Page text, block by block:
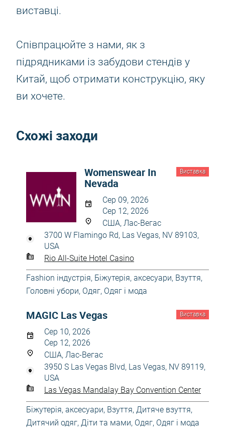
виставці.
Співпрацюйте з нами, як з
підрядниками із забудови стендів у
Китай, щоб отримати конструкцію, яку
ви хочете.
Схожі заходи
Виставка
Womenswear In
Nevada
Сер 09, 2026
Сер 12, 2026
США, Лас-Вегас
3700 W Flamingo Rd, Las Vegas, NV 89103,
USA
Rio All-Suite Hotel Casino
Fashion індустрія, Біжутерія, аксесуари, Взуття,
Головні убори, Одяг, Одяг і мода
Виставка
MAGIC Las Vegas
Сер 10, 2026
Сер 12, 2026
США, Лас-Вегас
3950 S Las Vegas Blvd, Las Vegas, NV 89119,
USA
Las Vegas Mandalay Bay Convention Center
Біжутерія, аксесуари, Взуття, Дитяче взуття,
Дитячий одяг, Діти та мами, Одяг, Одяг і мода